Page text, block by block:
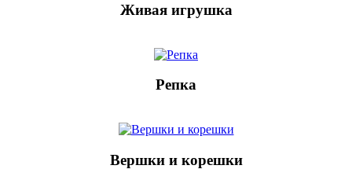
Живая игрушка
Репка
Вершки и корешки